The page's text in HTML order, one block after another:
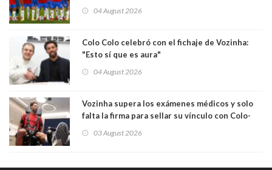
y octubre
04 August 2026
Colo Colo celebró con el fichaje de Vozinha:
"Esto sí que es aura"
04 August 2026
Vozinha supera los exámenes médicos y solo
falta la firma para sellar su vínculo con Colo-
Colo
03 August 2026